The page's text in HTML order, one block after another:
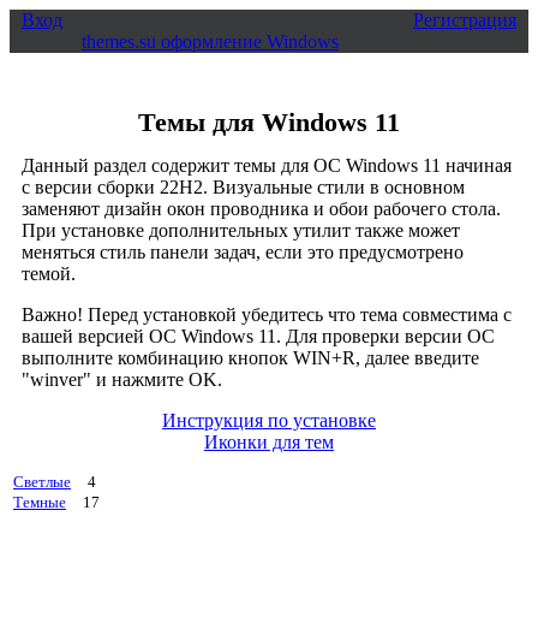
Регистрация
Вход
themes.su оформление Windows
Темы для Windows 11
Данный раздел содержит темы для ОС Windows 11 начиная
с версии сборки 22H2. Визуальные стили в основном
заменяют дизайн окон проводника и обои рабочего стола.
При установке дополнительных утилит также может
меняться стиль панели задач, если это предусмотрено
темой.
Важно! Перед установкой убедитесь что тема совместима с
вашей версией OC Windows 11. Для проверки версии ОС
выполните комбинацию кнопок WIN+R, далее введите
"winver" и нажмите OK.
Инструкция по установке
Иконки для тем
Светлые
4
Темные
17